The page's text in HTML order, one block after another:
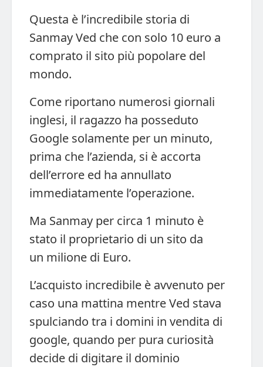
Questa è l’incredibile storia di
Sanmay Ved che con solo 10 euro a
comprato il sito più popolare del
mondo.
Come riportano numerosi giornali
inglesi, il ragazzo ha posseduto
Google solamente per un minuto,
prima che l’azienda, si è accorta
dell’errore ed ha annullato
immediatamente l’operazione.
Ma Sanmay per circa 1 minuto è
stato il proprietario di un sito da
un milione di Euro.
L’acquisto incredibile è avvenuto per
caso una mattina mentre Ved stava
spulciando tra i domini in vendita di
google, quando per pura curiosità
decide di digitare il dominio